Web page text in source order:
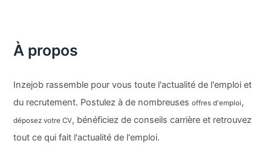
À propos
Inzejob rassemble pour vous toute l'actualité de l'emploi et
du recrutement. Postulez à de nombreusesoffres d'emploi,
déposez votre CV, bénéficiez de conseils carrière et retrouvez
tout ce qui fait l'actualité de l'emploi.